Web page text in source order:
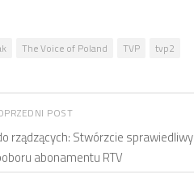
The Voice of Poland TVP tvp2
POST
rządzących: Stwórzcie sprawiedliwy
abonamentu RTV